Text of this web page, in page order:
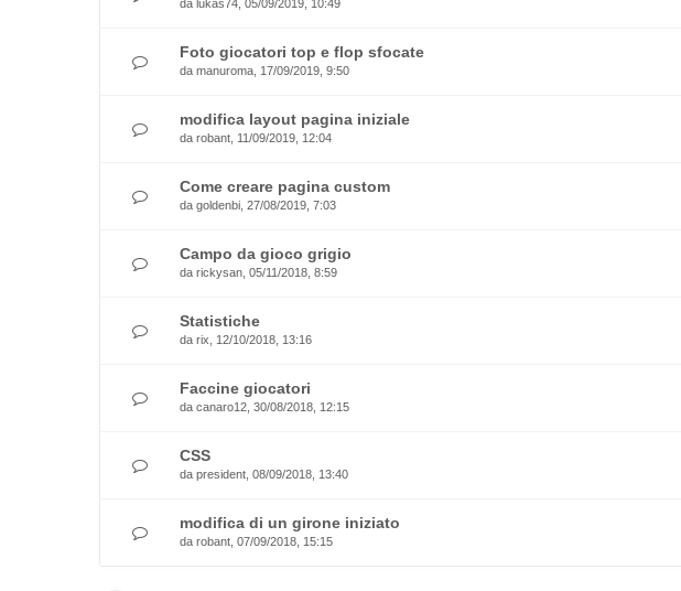
da lukas74 , 05/09/2019, 10:49
Foto giocatori top e flop sfocate
da manuroma , 17/09/2019, 9:50
modifica layout pagina iniziale
da robant , 11/09/2019, 12:04
Come creare pagina custom
da goldenbi , 27/08/2019, 7:03
Campo da gioco grigio
da rickysan , 05/11/2018, 8:59
Statistiche
da rix , 12/10/2018, 13:16
Faccine giocatori
da canaro12 , 30/08/2018, 12:15
CSS
da president , 08/09/2018, 13:40
modifica di un girone iniziato
da robant , 07/09/2018, 15:15